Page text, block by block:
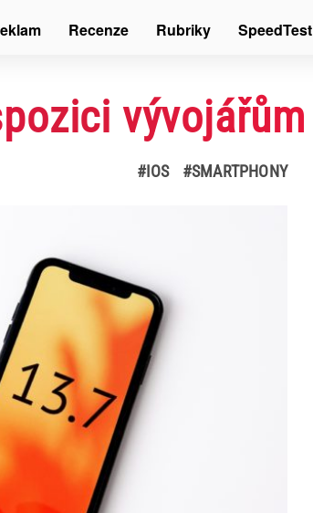
vývojářům
#IOS #SMARTPHONY
Recenze Rubriky SpeedTest